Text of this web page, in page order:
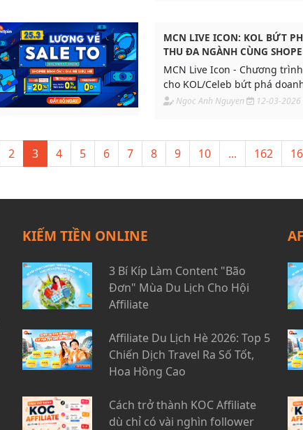
MCN LIVE ICON: KOL BỨT
THU ĐA NGÀNH CÙNG
ADPIA 2026
MCN Live Icon - Chương
cho KOL/Celeb bứt phá
ngành và phát triển nhân
Ngoc Anh Nguyen 12-03-2026
2 3 4 5 6 7 8 9 10 ... 162
KIẾM TIỀN ONLINE
3 Bí Kíp Làm Content "Bão
Đơn" Mùa Du Lịch Cho Hội
Affiliate
Affiliate Du Lịch Hè 2026: Top 5
Chiến Dịch Travel Ra Số Tốt,
Hoa Hồng Cao
Cách trở thành KOC Affiliate
dù chỉ có vài nghìn follower